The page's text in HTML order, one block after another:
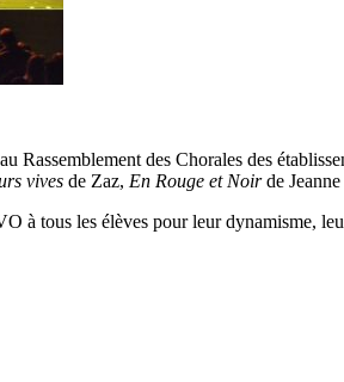
des Chorales des
vives de Zaz, En Rouge et Noirde Jeanne
tous les élèves pour leur dynamisme,